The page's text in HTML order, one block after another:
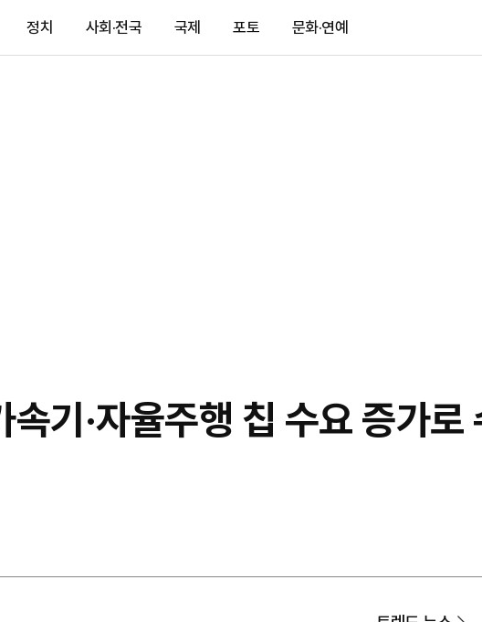
정치 사회·전국 국제 포토 문화·연예
기·자율주행 칩 수요 증가로